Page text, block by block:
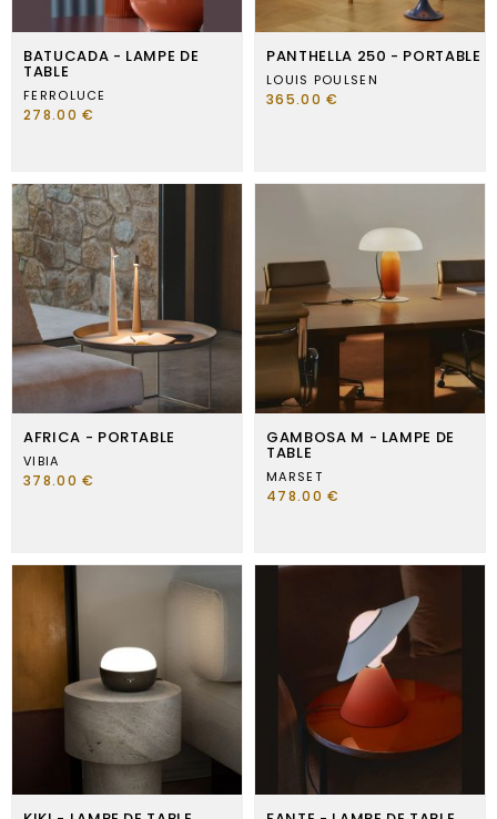
BATUCADA - LAMPE DE
TABLE
FERROLUCE
278.00 €
PANTHELLA 250 - PORTABLE
LOUIS POULSEN
365.00 €
AFRICA - PORTABLE
VIBIA
378.00 €
GAMBOSA M - LAMPE DE
TABLE
MARSET
478.00 €